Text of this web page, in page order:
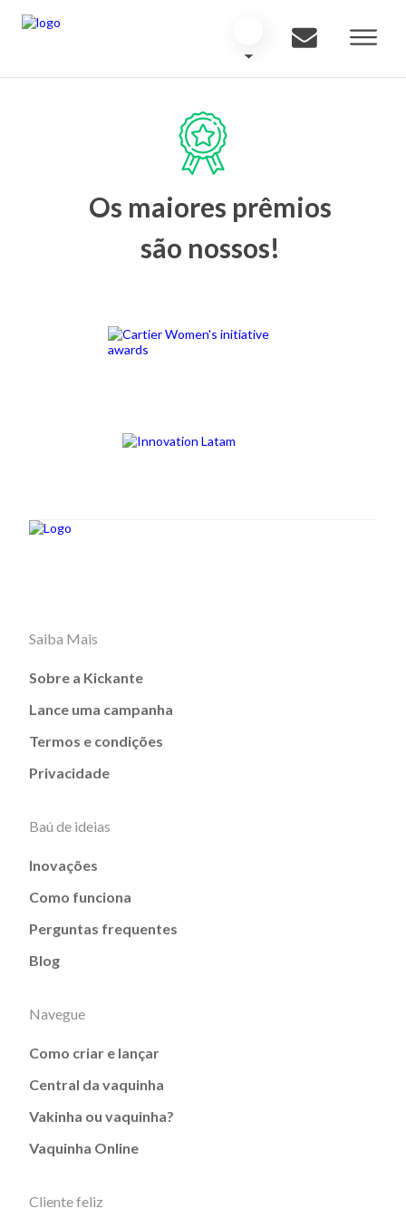
Os maiores prêmios
são nossos!
Saiba Mais
Sobre a Kickante
Lance uma campanha
Termos e condições
Privacidade
Baú de ideias
Inovações
Como funciona
Perguntas frequentes
Blog
Navegue
Como criar e lançar
Central da vaquinha
Vakinha ou vaquinha?
Vaquinha Online
Cliente feliz